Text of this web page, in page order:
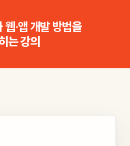
·앱 개발 방법을
는 강의